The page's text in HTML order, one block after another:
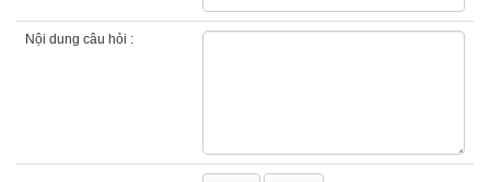
Nội dung câu hỏi :